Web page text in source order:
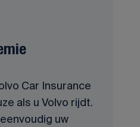
Car Insurance
als u Volvo rijdt.
uw